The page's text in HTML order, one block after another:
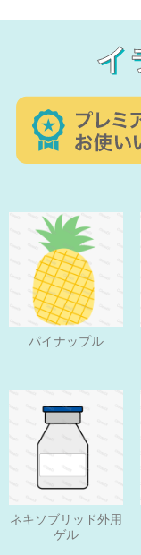
パイナップル
ネキソブリッド外用
ゲル